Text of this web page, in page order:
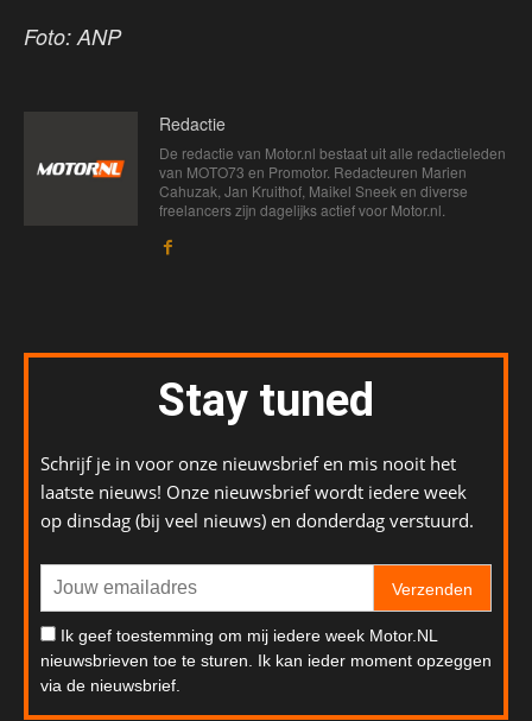
Foto: ANP
Redactie
De redactie van Motor.nl bestaat uit alle redactieleden
van MOTO73 en Promotor. Redacteuren Marien
Cahuzak, Jan Kruithof, Maikel Sneek en diverse
freelancers zijn dagelijks actief voor Motor.nl.
Stay tuned
Schrijf je in voor onze nieuwsbrief en mis nooit het
laatste nieuws! Onze nieuwsbrief wordt iedere week
op dinsdag (bij veel nieuws) en donderdag verstuurd.
Verzenden
Ik geef toestemming om mij iedere week Motor.NL
nieuwsbrieven toe te sturen. Ik kan ieder moment opzeggen
via de nieuwsbrief.